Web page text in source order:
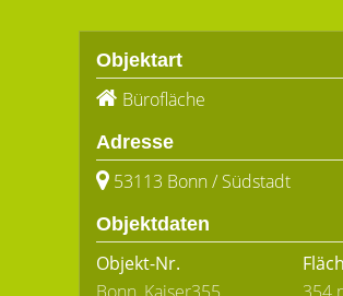
Objektart
Bürofläche
Adresse
53113 Bonn / Südstadt
Objektdaten
Objekt-Nr.